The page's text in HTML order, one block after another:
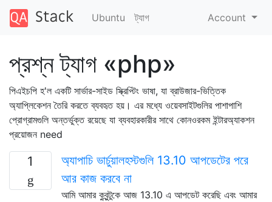
Ubuntu ট্যাগ Account
প্রশ্ন ট্যাগ «php»
পিএইচপি হ'ল একটি সার্ভার-সাইড স্ক্রিপ্টিং ভাষা, যা ব্রাউজার-ভিত্তিক
অ্যাপ্লিকেশন তৈরি করতে ব্যবহৃত হয়। এর মধ্যে ওয়েবসাইটগুলির পাশাপাশি
প্রোগ্রামগুলি অন্তর্ভুক্ত রয়েছে যা ব্যবহারকারীর সাথে কোনওরকম ইন্টারঅ্যাকশন
প্রয়োজন need
1
অ্যাপাচি ভার্চুয়ালহস্টগুলি 13.10 আপডেটের পরে
আর কাজ করবে না
আমি আমার কুবুন্টুকে আজ 13.10 এ আপডেট করেছি এবং আমার